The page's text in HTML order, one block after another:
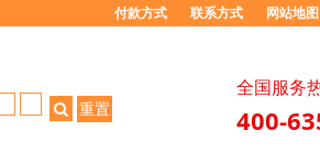
付款方式 联系方式 网站地图
重置
全国服务
400-